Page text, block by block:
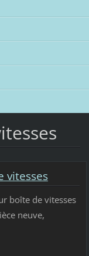
vitesses
boîte de vitesses
neuve,